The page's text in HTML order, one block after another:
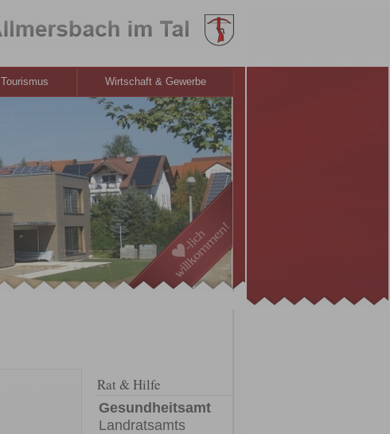
Wirtschaft & Gewerbe
Rat & Hilfe
Gesundheitsamt
Landratsamts